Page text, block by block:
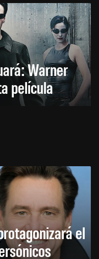
Warner
película
el